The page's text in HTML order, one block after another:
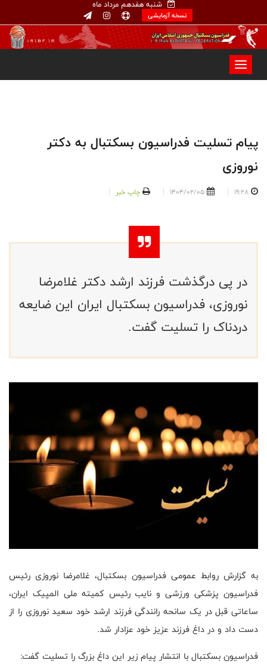
شنبه هفدهم مرداد ماه
نسخه آزمایشی
پیام تسلیت فدراسیون بسکتبال به دکتر
نوروزی
19:28
1404/02/05 چاپ خبر
در پی درگذشت فرزند ارشد دکتر غلامرضا
نوروزی، فدراسیون بسکتبال ایران این ضایعه
دردناک را تسلیت گفت.
به گزارش روابط عمومی فدراسیون بسکتبال، غلامرضا نوروزی رئیس
فدراسیون پزشکی ورزشی و نایب رئیس کمیته ملی المپیک ایران،
ساعاتی قبل در یک سانحه رانندگی فرزند ارشد خود سعید نوروزی را از
دست داد و در داغ فرزند عزیز خود عزادار شد.
فدراسیون بسکتبال با انتشار پیام زیر این داغ بزرگ را تسلیت گفت: